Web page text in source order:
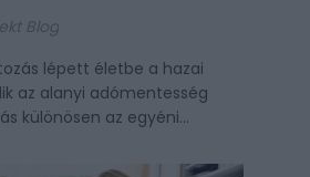
Blog
lépett életbe a hazai
az alanyi adómentesség
különösen az egyéni...